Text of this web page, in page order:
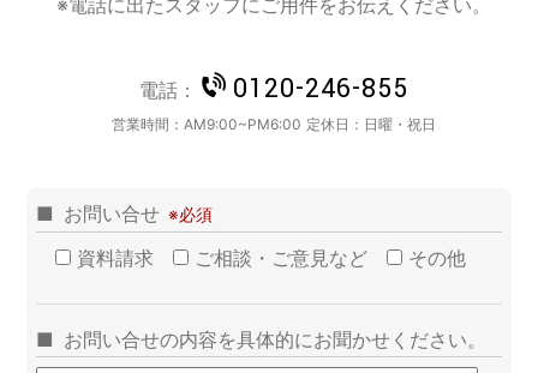
※電話に出たスタッフにご用件をお伝えください。
電話： 0120-246-855
営業時間：AM9:00~PM6:00 定休日： 日曜・祝日
お問い合せ
資料請求
ご相談・ご意見など その他
お問い合せの内容を具体的にお聞かせください。